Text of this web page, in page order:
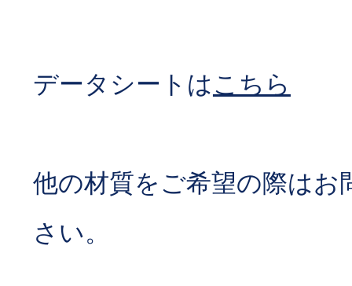
データシートはこちら
他の材質をご希望の際はお
さい。